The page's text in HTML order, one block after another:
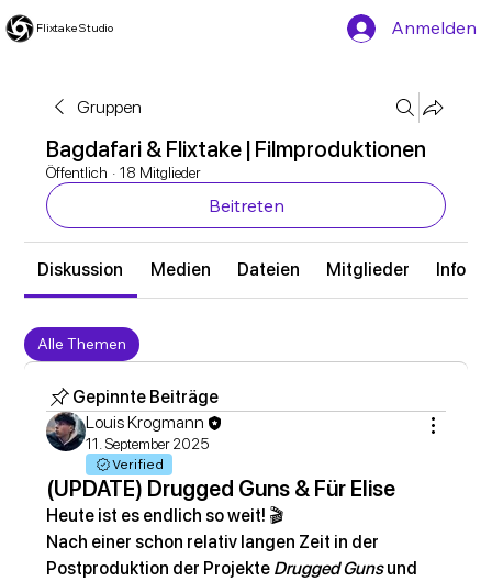
Flixtake Studio Anmelden
Gruppen
Bagdafari & Flixtake | Filmproduktionen
Öffentlich · 18 Mitglieder
Beitreten
Diskussion Medien Dateien Mitglieder Info
Alle Themen
Gepinnte Beiträge
Louis Krogmann
11. September 2025
Verified
(UPDATE) Drugged Guns & Für Elise
Heute ist es endlich so weit! 🎬
Nach einer schon relativ langen Zeit in der
Postproduktion der Projekte Drugged Guns